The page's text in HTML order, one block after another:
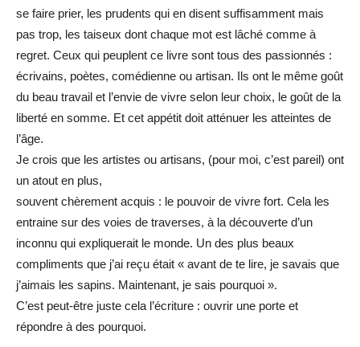
se faire prier, les prudents qui en disent suffisamment mais
pas trop, les taiseux dont chaque mot est lâché comme à
regret. Ceux qui peuplent ce livre sont tous des passionnés :
écrivains, poètes, comédienne ou artisan. Ils ont le même goût
du beau travail et l’envie de vivre selon leur choix, le goût de la
liberté en somme. Et cet appétit doit atténuer les atteintes de
l’âge.
Je crois que les artistes ou artisans, (pour moi, c’est pareil) ont
un atout en plus,
souvent chèrement acquis : le pouvoir de vivre fort. Cela les
entraine sur des voies de traverses, à la découverte d’un
inconnu qui expliquerait le monde. Un des plus beaux
compliments que j’ai reçu était « avant de te lire, je savais que
j’aimais les sapins. Maintenant, je sais pourquoi ».
C’est peut-être juste cela l’écriture : ouvrir une porte et
répondre à des pourquoi.